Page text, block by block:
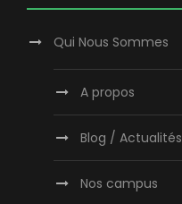
Qui Nous Sommes
A propos
Blog / Actualités
Nos campus